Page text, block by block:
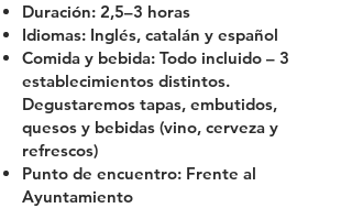
Duración: 2,5–3 horas
Idiomas: Inglés, catalán y español
Comida y bebida: Todo incluido – 3
establecimientos distintos.
Degustaremos tapas, embutidos,
quesos y bebidas (vino, cerveza y
refrescos)
Punto de encuentro: Frente al
Ayuntamiento